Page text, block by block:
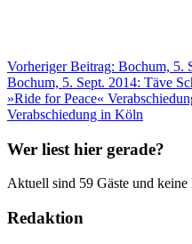
Vorheriger Beitrag: Bochum, 5.
Bochum, 5. Sept. 2014: Täve
»Ride for Peace«
Verabschiedung in Köln
Wer liest hier gerade?
Aktuell sind 59 Gäste und
Redaktion